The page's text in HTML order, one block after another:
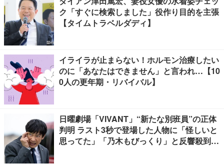
ク「すぐに検索しました」役作り目的を主張
【タイムトラベルダディ】
イライラが止まらない！ホルモン治療したい
のに「あなたはできません」と言われ…【10
0人の更年期・リバイバル】
日曜劇場「VIVANT」“新たな別班員”の正体
判明 ラスト3秒で登場した人物に「怪しいと
思ってた」「乃木もびっくり」と反響殺到